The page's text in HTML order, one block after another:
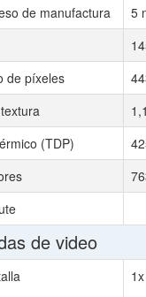
de manufactura 5
de píxeles
(TDP)
de video